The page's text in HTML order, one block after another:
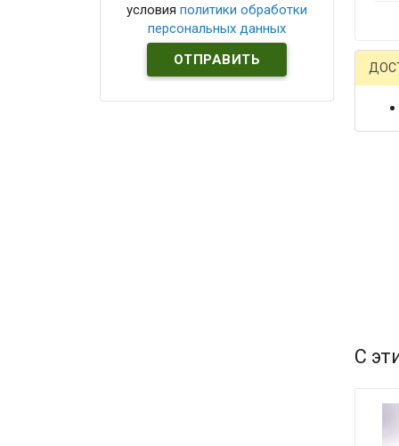
условияполитики обработки
персональных данных
С